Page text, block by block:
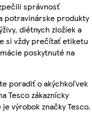
správnosť
potravinárske produkty
diétnych zložiek a
si vždy prečítať etiketu
poskytnuté na
poradiť o akýchkoľvek
Tesco zákaznícky
výrobok značky Tesco.